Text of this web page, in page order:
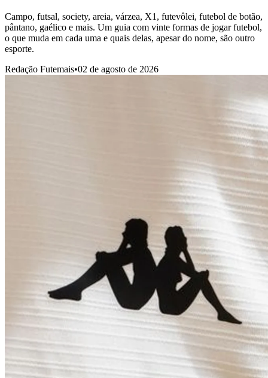
Campo, futsal, society, areia, várzea, X1, futevôlei, futebol de botão,
pântano, gaélico e mais. Um guia com vinte formas de jogar futebol,
o que muda em cada uma e quais delas, apesar do nome, são outro
esporte.
Redação Futemais•02 de agosto de 2026